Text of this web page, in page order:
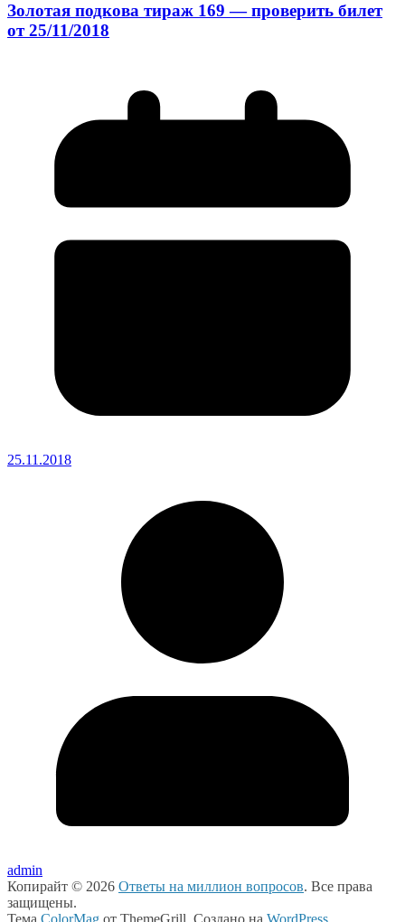
Золотая подкова тираж 169 — проверить билет
от 25/11/2018
25.11.2018
admin
Копирайт © 2026 Ответы на миллион вопросов. Все права
защищены.
Тема ColorMag от ThemeGrill. Создано на WordPress